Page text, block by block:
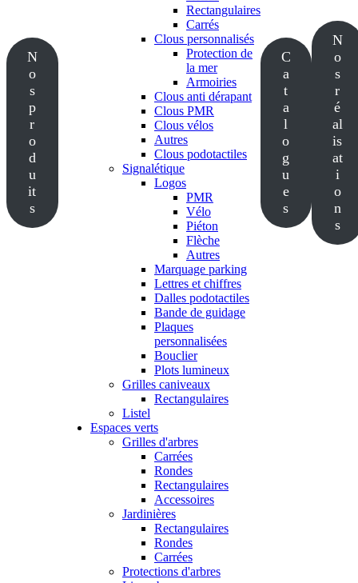
N
o
s
p
r
o
d
u
it
s
Rectangulaires
Carrés
Clous personnalisés
Protection de
la mer
Armoiries
Clous anti dérapant
Clous PMR
Clous vélos
Autres
Clous podotactiles
Signalétique
Logos
PMR
Vélo
Piéton
Flèche
Autres
Marquage parking
Lettres et chiffres
Dalles podotactiles
Bande de guidage
Plaques
personnalisées
Bouclier
Plots lumineux
Grilles caniveaux
Rectangulaires
Listel
Espaces verts
Grilles d'arbres
Carrées
Rondes
Rectangulaires
Accessoires
Jardinières
Rectangulaires
Rondes
Carrées
Protections d'arbres
C
a
t
a
l
o
g
u
e
s
N
o
s
r
é
al
is
at
i
o
n
s